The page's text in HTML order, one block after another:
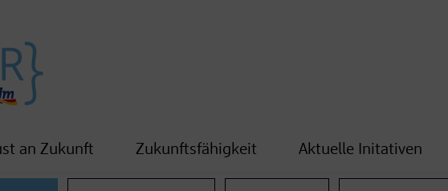
an Zukunft Zukunftsfähigkeit Aktuelle Initativen